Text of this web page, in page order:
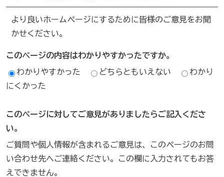
より良いホームページにするために皆様のご意見をお聞
かせください。
このページの内容はわかりやすかったですか。
わかりやすかった どちらともいえない
わかり
にくかった
このページに対してご意見がありましたらご記入くださ
い。
ご質問や個人情報が含まれるご意見は、このページのお問
い合わせ先へご連絡ください。この欄に入力されてもお答
えできません。